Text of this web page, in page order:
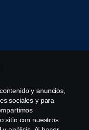
y anuncios,
sociales y para
sitio con nuestros